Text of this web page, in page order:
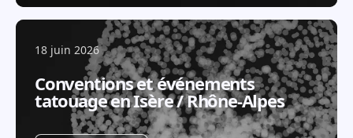
18 juin 2026
Conventions et événements
tatouage en Isère / Rhône-Alpes